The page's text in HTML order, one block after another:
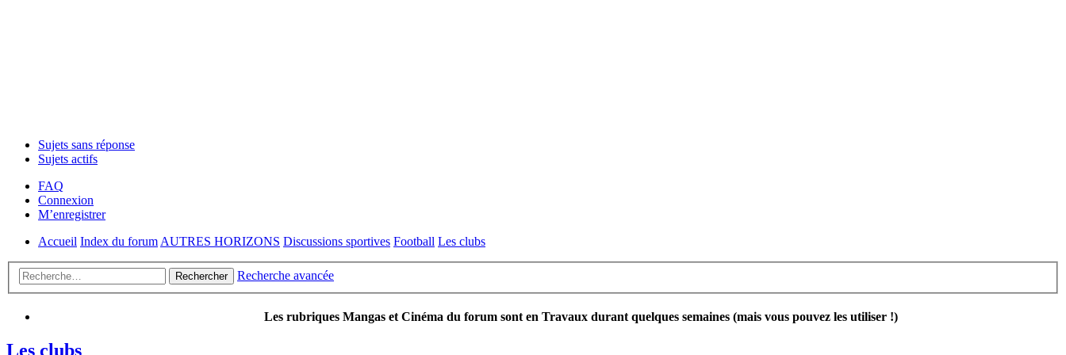
Sujets sans réponse
Sujets actifs
FAQ
Connexion
M’enregistrer
Accueil Index du forum AUTRES HORIZONS Discussions sportives Football Les clubs
Rechercher Recherche avancée
Les rubriques Mangas et Cinéma du forum sont en Travaux durant quelques semaines (mais vous pouvez les utiliser !)
Les clubs